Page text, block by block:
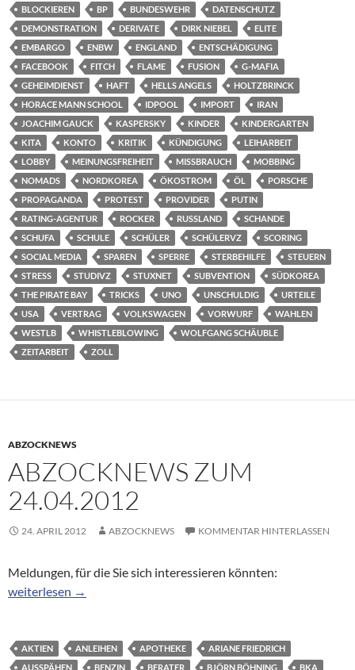
BLOCKIEREN
BP BUNDESWEHR
DATENSCHUTZ
DEMONSTRATION
DERIVATE DIRK NIEBEL
ELITE
EMBARGO
ENBW ENGLAND
ENTSCHÄDIGUNG
FACEBOOK
FITCH FLAME FUSION
G-MAFIA
GEHEIMDIENST
HAFT HELLS ANGELS
HOLTZBRINCK
HORACE MANN SCHOOL
IDPOOL IMPORT
IRAN
JOACHIM GAUCK
KASPERSKY KINDER
KINDERGARTEN
KITA
KONTO KRITIK KÜNDIGUNG
LEIHARBEIT
LOBBY
MEINUNGSFREIHEIT MISSBRAUCH
MOBBING
NOMADS
NORDKOREA ÖKOSTROM ÖL
PORSCHE
PROPAGANDA
PROTEST PROVIDER
PUTIN
RATING-AGENTUR
ROCKER RUSSLAND
SCHANDE
SCHUFA
SCHULE SCHÜLER SCHÜLERVZ
SCORING
SOCIAL MEDIA
SPAREN SPERRE STERBEHILFE
STEUERN
STRESS
STUDIVZ STUXNET SUBVENTION
SÜDKOREA
THE PIRATE BAY
TRICKS UNO UNSCHULDIG
URTEILE
USA
VERTRAG VOLKSWAGEN VORWURF
WAHLEN
WESTLB
WHISTLEBLOWING
WOLFGANG SCHÄUBLE
ZEITARBEIT
ZOLL
ABZOCKNEWS
ABZOCKNEWS ZUM
24.04.2012
24. APRIL 2012 ABZOCKNEWS KOMMENTAR HINTERLASSEN
Meldungen, für die Sie sich interessieren könnten:
Abzocknews zum 24.04.2012
weiterlesen →
AKTIEN ANLEIHEN APOTHEKE
ARIANE FRIEDRICH
AUSSPÄHEN
BENZIN BERATER BJÖRN BÖHNING BKA